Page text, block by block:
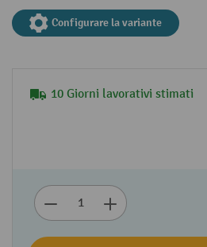
Configurare la variante
10 Giorni lavorativi stimati